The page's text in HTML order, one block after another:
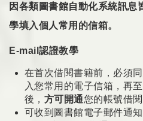
因各類圖書館自動化系統訊息
學填入個人常用的信箱。
E-mail認證教學
在首次借閱書籍前，必須
入您常用的電子信箱，再
後， 方可開通您的帳號借閱
可收到圖書館電子郵件通知